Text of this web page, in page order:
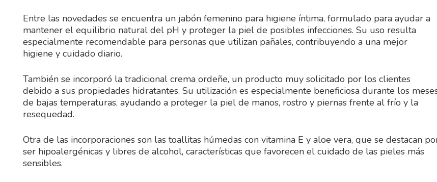
Entre las novedades se encuentra un jabón femenino para higiene íntima, formulado para ayudar a
mantener el equilibrio natural del pH y proteger la piel de posibles infecciones. Su uso resulta
especialmente recomendable para personas que utilizan pañales, contribuyendo a una mejor
higiene y cuidado diario.
También se incorporó la tradicional crema ordeñe, un producto muy solicitado por los clientes
debido a sus propiedades hidratantes. Su utilización es especialmente beneficiosa durante los
de bajas temperaturas, ayudando a proteger la piel de manos, rostro y piernas frente al frío y la
resequedad.
Otra de las incorporaciones son las toallitas húmedas con vitamina E y aloe vera, que se destacan
ser hipoalergénicas y libres de alcohol, características que favorecen el cuidado de las pieles más
sensibles.